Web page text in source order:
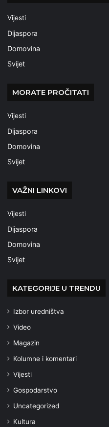
Vijesti
Dijaspora
Domovina
Svijet
MORATE PROČITATI
Vijesti
Dijaspora
Domovina
Svijet
VAŽNI LINKOVI
Vijesti
Dijaspora
Domovina
Svijet
KATEGORIJE U TRENDU
Izbor uredništva
Video
Magazin
Kolumne i komentari
Vijesti
Gospodarstvo
Uncategorized
Kultura